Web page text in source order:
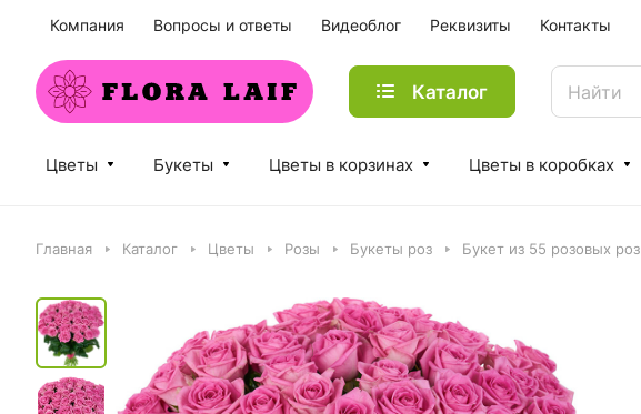
Компания Вопросы и ответы Видеоблог Реквизиты Контакты
Каталог
Цветы Букеты Цветы в корзинах Цветы в коробках
Главная Каталог Цветы Розы Букеты роз Букет из 55 розовых роз